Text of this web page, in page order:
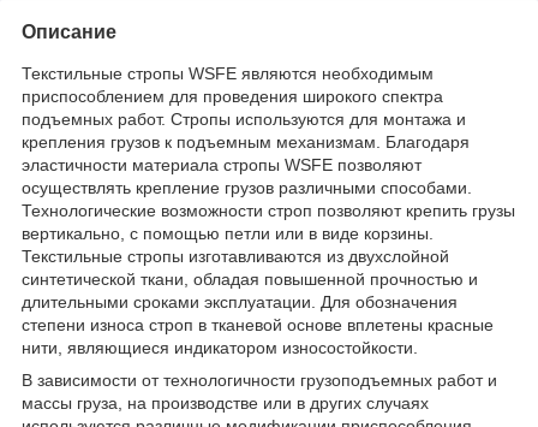
Описание
Текстильные стропы WSFE являются необходимым
приспособлением для проведения широкого спектра
подъемных работ. Стропы используются для монтажа и
крепления грузов к подъемным механизмам. Благодаря
эластичности материала стропы WSFE позволяют
осуществлять крепление грузов различными способами.
Технологические возможности строп позволяют крепить грузы
вертикально, с помощью петли или в виде корзины.
Текстильные стропы изготавливаются из двухслойной
синтетической ткани, обладая повышенной прочностью и
длительными сроками эксплуатации. Для обозначения
степени износа строп в тканевой основе вплетены красные
нити, являющиеся индикатором износостойкости.
В зависимости от технологичности грузоподъемных работ и
массы груза, на производстве или в других случаях